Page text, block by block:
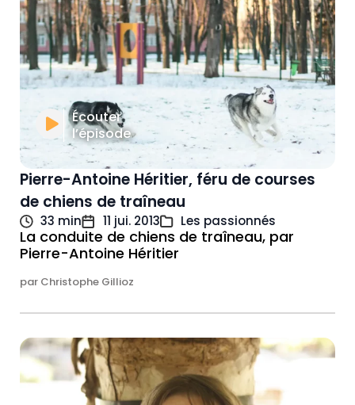
Écouter
l’épisode
Pierre-Antoine Héritier, féru de courses
de chiens de traîneau
33 min 11 jui. 2013 Les passionnés
La conduite de chiens de traîneau, par
Pierre-Antoine Héritier
par Christophe Gillioz